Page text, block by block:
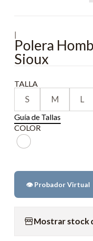
|
Polera
Sioux
TALLA
S M L
Guía de Tallas
COLOR
👁️ Probador Virtual
Mostrar stock